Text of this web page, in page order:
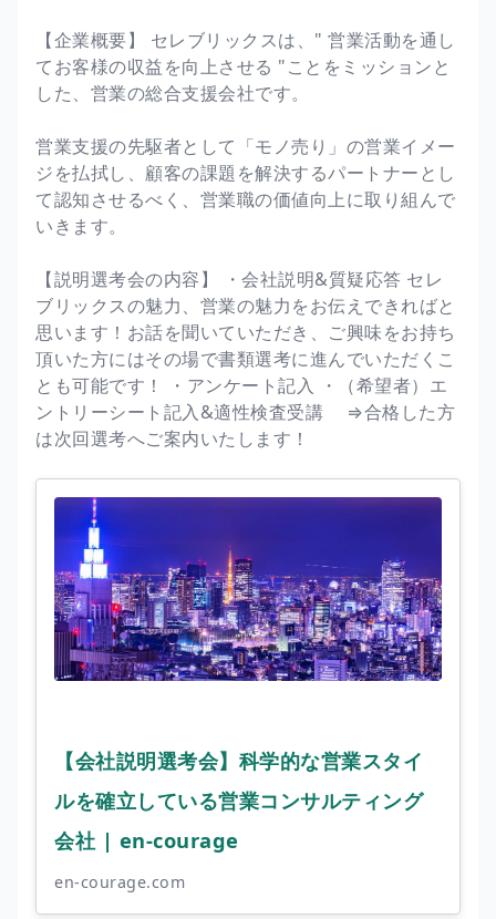
【企業概要】 セレブリックスは、" 営業活動を通し
てお客様の収益を向上させる "ことをミッションと
した、営業の総合支援会社です。
営業支援の先駆者として「モノ売り」の営業イメー
ジを払拭し、顧客の課題を解決するパートナーとし
て認知させるべく、営業職の価値向上に取り組んで
いきます。
【説明選考会の内容】 ・会社説明&質疑応答 セレ
ブリックスの魅力、営業の魅力をお伝えできればと
思います！お話を聞いていただき、ご興味をお持ち
頂いた方にはその場で書類選考に進んでいただくこ
とも可能です！ ・アンケート記入 ・（希望者）エ
ントリーシート記入&適性検査受講 ⇒合格した方
は次回選考へご案内いたします！
【会社説明選考会】科学的な営業スタイ
ルを確立している営業コンサルティング
会社 | en-courage
en-courage.com